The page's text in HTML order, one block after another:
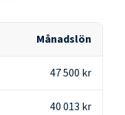
Månadslön
47 500 kr
40 013 kr